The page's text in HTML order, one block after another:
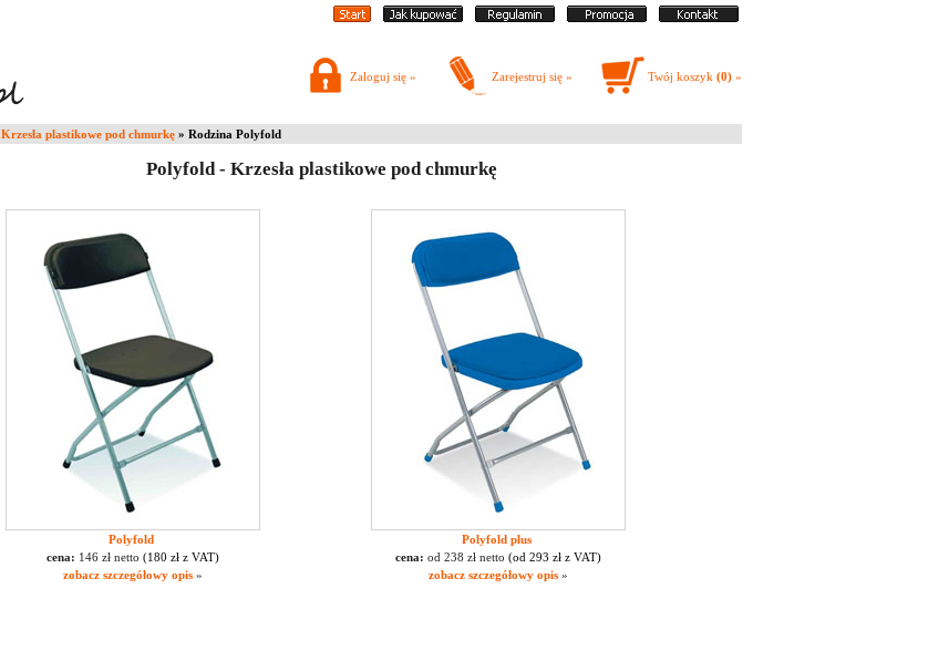
Zaloguj się » Zarejestruj się » Twój koszyk (0) »
Krzesła plastikowe pod chmurkę » Rodzina Polyfold
Polyfold - Krzesła plastikowe pod chmurkę
Polyfold
cena: 146 zł netto (180 zł z VAT)
zobacz szczegółowy opis »
Polyfold plus
cena: od 238 zł netto (od 293 zł z VAT)
zobacz szczegółowy opis »